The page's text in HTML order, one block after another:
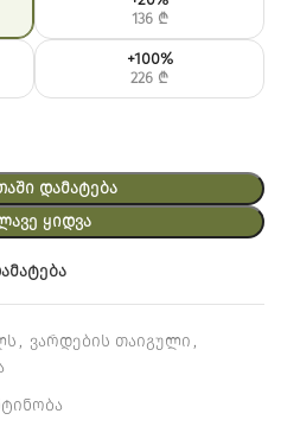
136 ₾
+100%
226 ₾
ᲓᲐᲛᲐᲢᲔᲑᲐ
ᲧᲘᲓᲕᲐ
, ვარდების თაიგული ,